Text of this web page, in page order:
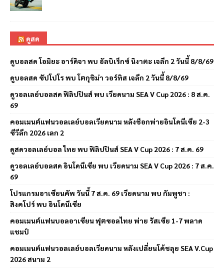
ดูสด
ดูบอลสด โอมิยะ อาร์ดิจา พบ อัลบิเร็กซ์ นิงาตะ เจลีก 2 วันนี้ 8/8/69
ดูบอลสด ซัปโปโร พบ โตกุชิม่า วอร์ทิส เจลีก 2 วันนี้ 8/8/69
ดูวอลเลย์บอลสด ฟิลิปปินส์ พบ เวียดนาม SEA V Cup 2026 : 8 ส.ค.
69
คอมเมนต์แฟนวอลเลย์บอลเวียดนาม หลังช็อกพ่ายอินโดนีเซีย 2-3
ซีวีลีก 2026 เลก 2
ดูสดวอลเลย์บอล ไทย พบ ฟิลิปปินส์ SEA V Cup 2026 : 7 ส.ค. 69
ดูวอลเลย์บอลสด อินโดนีเซีย พบ เวียดนาม SEA V Cup 2026 : 7 ส.ค.
69
โปรแกรมอาเซียนคัพ วันนี้ 7 ส.ค. 69 เวียดนาม พบ กัมพูชา :
สิงคโปร์ พบ อินโดนีเซีย
คอมเมนต์แฟนบอลอาเซียน ฟุตซอลไทย พ่าย รัสเซีย 1-7 พลาด
แชมป์
คอมเมนต์แฟนวอลเลย์บอลเวียดนาม หลังเปลี่ยนโค้ชลุย SEA V.Cup
2026 สนาม 2